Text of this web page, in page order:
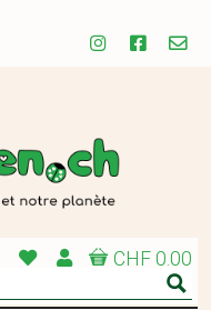
CHF 0.00